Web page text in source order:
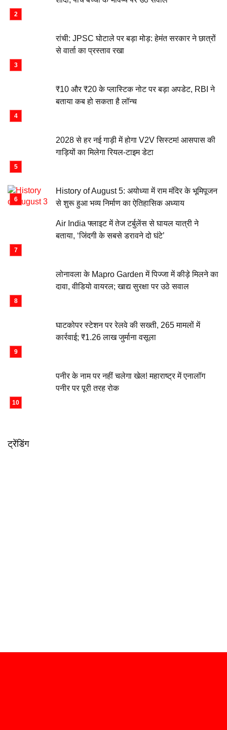
रांची: JPSC घोटाले पर बड़ा मोड़: हेमंत सरकार ने छात्रों
से वार्ता का प्रस्ताव रखा
₹10 और ₹20 के प्लास्टिक नोट पर बड़ा अपडेट, RBI ने
बताया कब हो सकता है लॉन्च
2028 से हर नई गाड़ी में होगा V2V सिस्टम! आसपास की
गाड़ियों का मिलेगा रियल-टाइम डेटा
History of August 5: अयोध्या में राम मंदिर के भूमिपूजन
से शुरू हुआ भव्य निर्माण का ऐतिहासिक अध्याय
Air India फ्लाइट में तेज टर्बुलेंस से घायल यात्री ने
बताया, ‘जिंदगी के सबसे डरावने दो घंटे’
लोनावला के Mapro Garden में पिज्जा में कीड़े मिलने का
दावा, वीडियो वायरल; खाद्य सुरक्षा पर उठे सवाल
घाटकोपर स्टेशन पर रेलवे की सख्ती, 265 मामलों में
कार्रवाई; ₹1.26 लाख जुर्माना वसूला
पनीर के नाम पर नहीं चलेगा खेल! महाराष्ट्र में एनालॉग
पनीर पर पूरी तरह रोक
ट्रेंडिंग